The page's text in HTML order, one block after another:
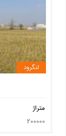
لنگرود
متراژ
200000